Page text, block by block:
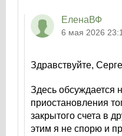
ЕленаВФ
6 мая 2026
Здравствуйте,
Здесь обсуждается
приостановления
закрытого счета в
этим я не спорю и